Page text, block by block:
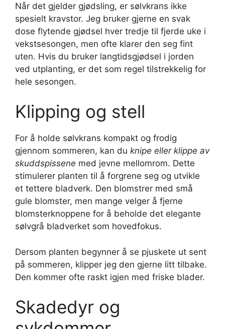
Når det gjelder gjødsling, er sølvkrans ikke
spesielt kravstor. Jeg bruker gjerne en svak
dose flytende gjødsel hver tredje til fjerde uke i
vekstsesongen, men ofte klarer den seg fint
uten. Hvis du bruker langtidsgjødsel i jorden
ved utplanting, er det som regel tilstrekkelig for
hele sesongen.
Klipping og stell
For å holde sølvkrans kompakt og frodig
gjennom sommeren, kan du knipe eller klippe av
skuddspissene med jevne mellomrom. Dette
stimulerer planten til å forgrene seg og utvikle
et tettere bladverk. Den blomstrer med små
gule blomster, men mange velger å fjerne
blomsterknoppene for å beholde det elegante
sølvgrå bladverket som hovedfokus.
Dersom planten begynner å se pjuskete ut sent
på sommeren, klipper jeg den gjerne litt tilbake.
Den kommer ofte raskt igjen med friske blader.
Skadedyr og